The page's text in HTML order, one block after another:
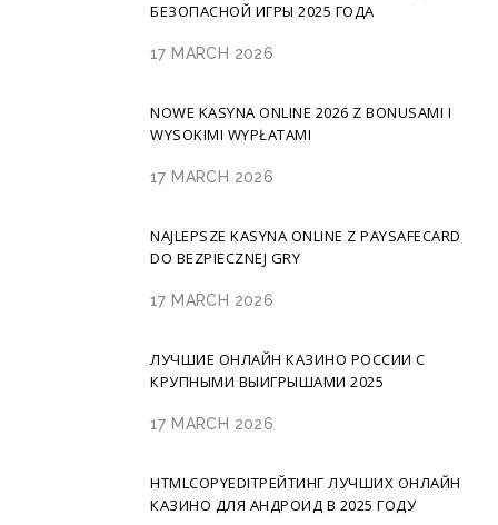
БЕЗОПАСНОЙ ИГРЫ 2025 ГОДА
17 MARCH 2026
NOWE KASYNA ONLINE 2026 Z BONUSAMI I
WYSOKIMI WYPŁATAMI
17 MARCH 2026
NAJLEPSZE KASYNA ONLINE Z PAYSAFECARD
DO BEZPIECZNEJ GRY
17 MARCH 2026
ЛУЧШИЕ ОНЛАЙН КАЗИНО РОССИИ С
КРУПНЫМИ ВЫИГРЫШАМИ 2025
17 MARCH 2026
HTMLCOPYEDITРЕЙТИНГ ЛУЧШИХ ОНЛАЙН
КАЗИНО ДЛЯ АНДРОИД В 2025 ГОДУ